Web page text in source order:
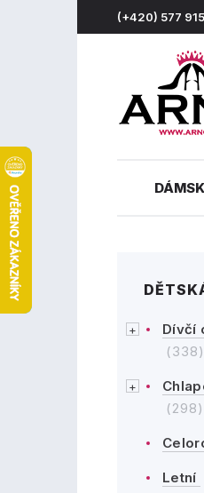
(+420) 577
Dívčí
(338)
(298)
Letní